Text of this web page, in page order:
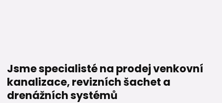
Jsme specialisté na prodej venkovní
kanalizace, revizních šachet a
drenážních systémů